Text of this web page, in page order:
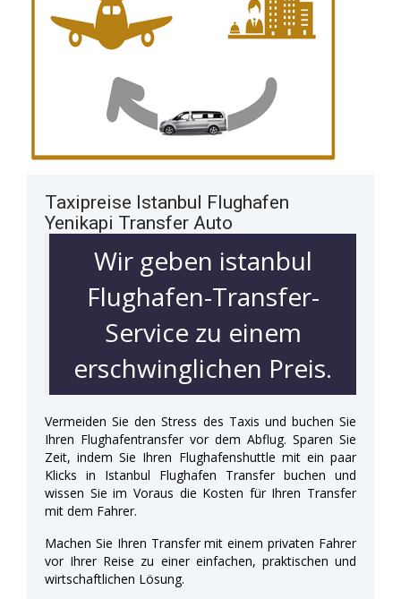
Taxipreise Istanbul Flughafen
Yenikapi Transfer Auto
Wir geben istanbul
Flughafen-Transfer-
Service zu einem
erschwinglichen Preis.
Vermeiden Sie den Stress des Taxis und buchen Sie
Ihren Flughafentransfer vor dem Abflug. Sparen Sie
Zeit, indem Sie Ihren Flughafenshuttle mit ein paar
Klicks in Istanbul Flughafen Transfer buchen und
wissen Sie im Voraus die Kosten für Ihren Transfer
mit dem Fahrer.
Machen Sie Ihren Transfer mit einem privaten Fahrer
vor Ihrer Reise zu einer einfachen, praktischen und
wirtschaftlichen Lösung.